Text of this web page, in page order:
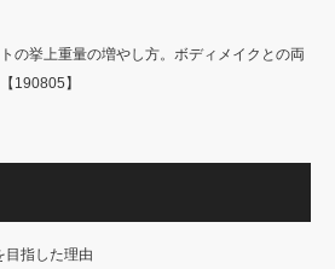
の挙上重量の増やし方。ボディメイクとの両
190805】
目指した理由